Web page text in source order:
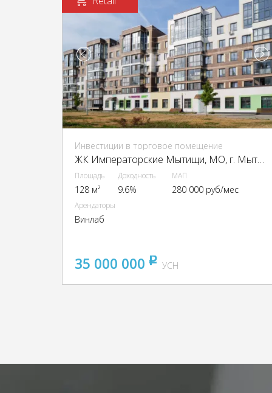
Инвестиции в торговое помещение
ЖК Императорские Мытищи, МО, г. Мытищи, Тенистый б-р, 14
Площадь
128 м²
Доходность
9.6%
МАП
280 000 руб/мес
Арендаторы
Винлаб
35 000 000 pуб
УСН